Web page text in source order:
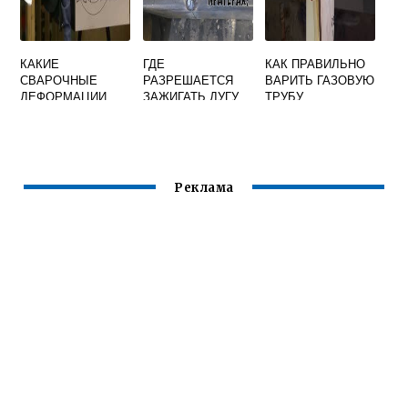
КАКИЕ
СВАРОЧНЫЕ
ДЕФОРМАЦИИ
ГДЕ
РАЗРЕШАЕТСЯ
ЗАЖИГАТЬ ДУГУ
КАК ПРАВИЛЬНО
ВАРИТЬ ГАЗОВУЮ
ТРУБУ
Реклама